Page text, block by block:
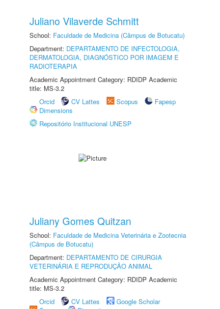
Juliano Vilaverde Schmitt
School: Faculdade de Medicina (Câmpus de Botucatu)
Department: DEPARTAMENTO DE INFECTOLOGIA,
DERMATOLOGIA, DIAGNÓSTICO POR IMAGEM E
RADIOTERAPIA
Academic Appointment Category: RDIDP Academic
title: MS-3.2
Orcid
CV Lattes Scopus
Fapesp
Dimensions
Repositório Institucional UNESP
Juliany Gomes Quitzan
School: Faculdade de Medicina Veterinária e Zootecnia
(Câmpus de Botucatu)
Department: DEPARTAMENTO DE CIRURGIA
VETERINÁRIA E REPRODUÇÃO ANIMAL
Academic Appointment Category: RDIDP Academic
title: MS-3.2
Orcid
CV Lattes
Google Scholar